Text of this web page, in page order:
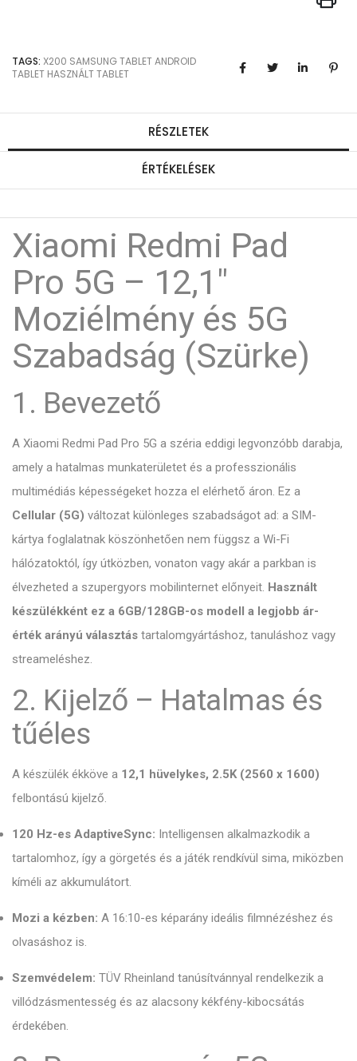
TAGS: X200 SAMSUNG TABLETANDROID
TABLET HASZNÁLT TABLET
RÉSZLETEK
ÉRTÉKELÉSEK
Xiaomi Redmi Pad
Pro 5G – 12,1"
Moziélmény és 5G
Szabadság (Szürke)
1. Bevezető
A Xiaomi Redmi Pad Pro 5G a széria eddigi legvonzóbb darabja,
amely a hatalmas munkaterületet és a professzionális
multimédiás képességeket hozza el elérhető áron. Ez a
Cellular (5G) változat különleges szabadságot ad: a SIM-
kártya foglalatnak köszönhetően nem függsz a Wi-Fi
hálózatoktól, így útközben, vonaton vagy akár a parkban is
élvezheted a szupergyors mobilinternet előnyeit. Használt
készülékként ez a 6GB/128GB-os modell a legjobb ár-
érték arányú választás tartalomgyártáshoz, tanuláshoz vagy
streameléshez.
2. Kijelző – Hatalmas és
tűéles
A készülék ékköve a 12,1 hüvelykes, 2.5K (2560 x 1600)
felbontású kijelző.
120 Hz-es AdaptiveSync: Intelligensen alkalmazkodik a
tartalomhoz, így a görgetés és a játék rendkívül sima, miközben
kíméli az akkumulátort.
Mozi a kézben: A 16:10-es képarány ideális filmnézéshez és
olvasáshoz is.
Szemvédelem: TÜV Rheinland tanúsítvánnyal rendelkezik a
villódzásmentesség és az alacsony kékfény-kibocsátás
érdekében.